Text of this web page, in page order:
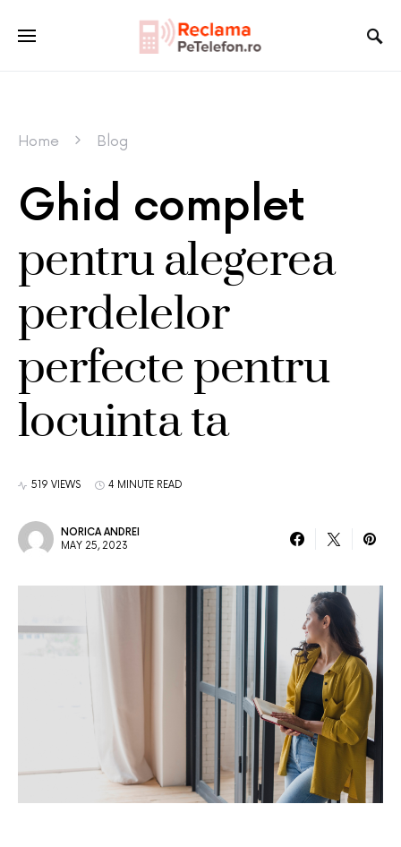
Home Blog
Ghid complet
pentru alegerea
perdelelor
perfecte pentru
locuinta ta
519 VIEWS 4 MINUTE READ
NORICA ANDREI
MAY 25, 2023